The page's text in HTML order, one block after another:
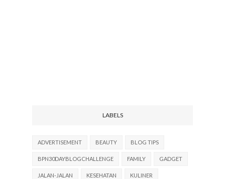
LABELS
ADVERTISEMENT BEAUTY BLOG TIPS
BPN30DAYBLOGCHALLENGE FAMILY GADGET
JALAN-JALAN KESEHATAN KULINER